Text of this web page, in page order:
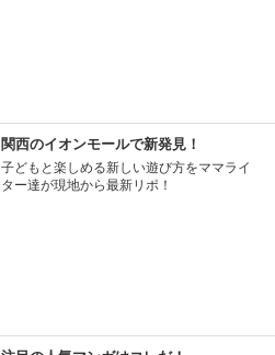
関西のイオンモールで新発見！
子どもと楽しめる新しい遊び方をママライ
ター達が現地から最新リポ！